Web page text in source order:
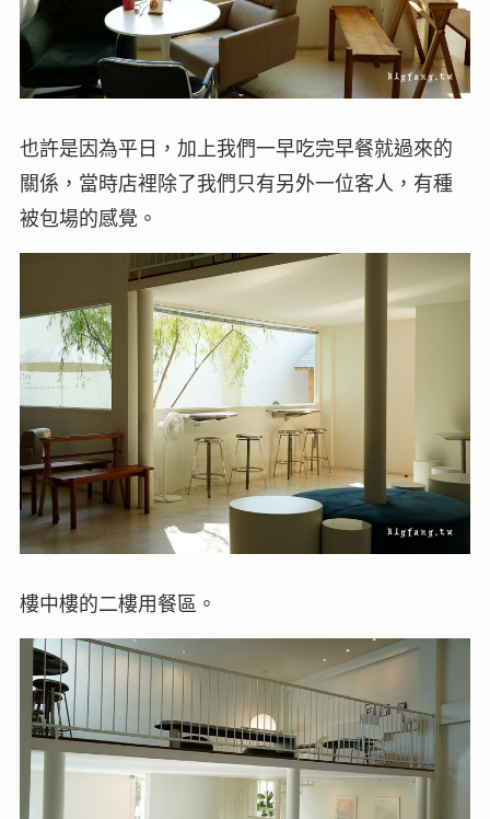
也許是因為平日，加上我們一早吃完早餐就過來的
關係，當時店裡除了我們只有另外一位客人，有種
被包場的感覺。
樓中樓的二樓用餐區。